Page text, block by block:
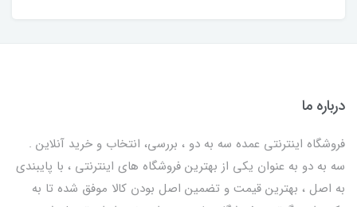
درباره ما
فروشگاه اینترنتی عمده سه به دو ، بررسی، انتخاب و خرید آنلاین .
سه به دو به عنوان یکی از بهترين فروشگاه های اینترنتی ، با پایبندی
به اصل ، بهترين قيمت و تضمین اصل‌ بودن کالا موفق شده تا به